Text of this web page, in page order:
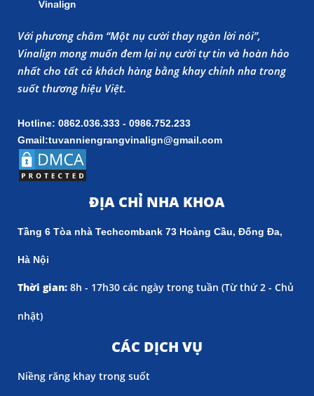
Với phương châm “Một nụ cười thay ngàn lời nói”,
Vinalign mong muốn đem lại nụ cười tự tin và hoàn hảo
nhất cho tất cả khách hàng bằng khay chỉnh nha trong
suốt thương hiệu Việt.
Hotline: 0862.036.333 - 0986.752.233
Gmail:tuvanniengrangvinalign@gmail.com
ĐỊA CHỈ NHA KHOA
Tầng 6 Tòa nhà Techcombank 73 Hoàng Cầu, Đống Đa,
Hà Nội
Thời gian: 8h - 17h30 các ngày trong tuần (Từ thứ 2 - Chủ
nhật)
CÁC DỊCH VỤ
Niềng răng khay trong suốt